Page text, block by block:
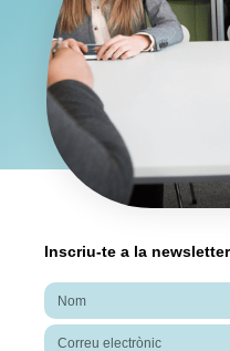
Inscriu-te a la newsletter
Nom
Correu